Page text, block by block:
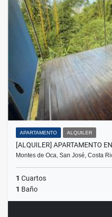
APARTAMENTO ALQUILER
[ALQUILER] APARTAMENTO
Montes de Oca, San José, Costa
1 Cuartos
1 Baño